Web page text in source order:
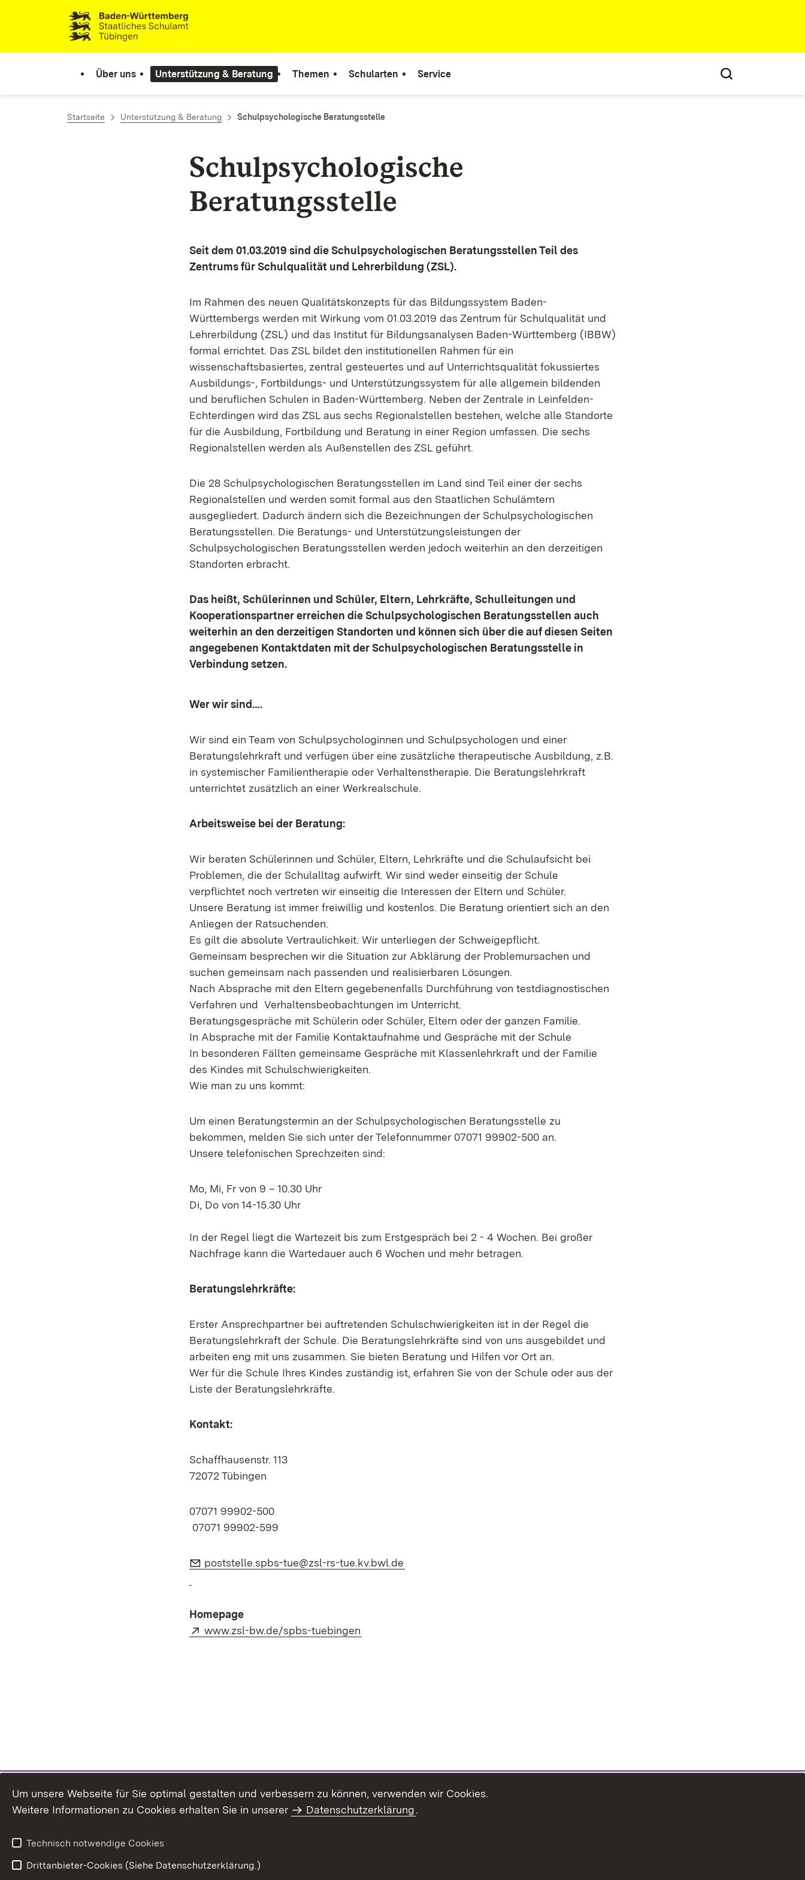
Zum Inhalt springen
Link zur Startseite
Über uns Unterstützung & Beratung Themen Schularten Service
Startseite Unterstützung & Beratung Schulpsychologische Beratungsstelle
Schulpsychologische
Beratungsstelle
Seit dem 01.03.2019 sind die Schulpsychologischen Beratungsstellen Teil des
Zentrums für Schulqualität und Lehrerbildung (ZSL).
Im Rahmen des neuen Qualitätskonzepts für das Bildungssystem Baden-
Württembergs werden mit Wirkung vom 01.03.2019 das Zentrum für Schulqualität und
Lehrerbildung (ZSL) und das Institut für Bildungsanalysen Baden-Württemberg (IBBW)
formal errichtet. Das ZSL bildet den institutionellen Rahmen für ein
wissenschaftsbasiertes, zentral gesteuertes und auf Unterrichtsqualität fokussiertes
Ausbildungs-, Fortbildungs- und Unterstützungssystem für alle allgemein bildenden
und beruflichen Schulen in Baden-Württemberg. Neben der Zentrale in Leinfelden-
Echterdingen wird das ZSL aus sechs Regionalstellen bestehen, welche alle Standorte
für die Ausbildung, Fortbildung und Beratung in einer Region umfassen. Die sechs
Regionalstellen werden als Außenstellen des ZSL geführt.
Die 28 Schulpsychologischen Beratungsstellen im Land sind Teil einer der sechs
Regionalstellen und werden somit formal aus den Staatlichen Schulämtern
ausgegliedert. Dadurch ändern sich die Bezeichnungen der Schulpsychologischen
Beratungsstellen. Die Beratungs- und Unterstützungsleistungen der
Schulpsychologischen Beratungsstellen werden jedoch weiterhin an den derzeitigen
Standorten erbracht.
Das heißt, Schülerinnen und Schüler, Eltern, Lehrkräfte, Schulleitungen und
Kooperationspartner erreichen die Schulpsychologischen Beratungsstellen auch
weiterhin an den derzeitigen Standorten und können sich über die auf diesen Seiten
angegebenen Kontaktdaten mit der Schulpsychologischen Beratungsstelle in
Verbindung setzen.
Wer wir sind….
Wir sind ein Team von Schulpsychologinnen und Schulpsychologen und einer
Beratungslehrkraft und verfügen über eine zusätzliche therapeutische Ausbildung, z.B.
in systemischer Familientherapie oder Verhaltenstherapie. Die Beratungslehrkraft
unterrichtet zusätzlich an einer Werkrealschule.
Arbeitsweise bei der Beratung:
Wir beraten Schülerinnen und Schüler, Eltern, Lehrkräfte und die Schulaufsicht bei
Problemen, die der Schulalltag aufwirft. Wir sind weder einseitig der Schule
verpflichtet noch vertreten wir einseitig die Interessen der Eltern und Schüler.
Unsere Beratung ist immer freiwillig und kostenlos. Die Beratung orientiert sich an den
Anliegen der Ratsuchenden.
Es gilt die absolute Vertraulichkeit. Wir unterliegen der Schweigepflicht.
Gemeinsam besprechen wir die Situation zur Abklärung der Problemursachen und
suchen gemeinsam nach passenden und realisierbaren Lösungen.
Nach Absprache mit den Eltern gegebenenfalls Durchführung von testdiagnostischen
Verfahren und Verhaltensbeobachtungen im Unterricht.
Beratungsgespräche mit Schülerin oder Schüler, Eltern oder der ganzen Familie.
In Absprache mit der Familie Kontaktaufnahme und Gespräche mit der Schule
In besonderen Fällten gemeinsame Gespräche mit Klassenlehrkraft und der Familie
des Kindes mit Schulschwierigkeiten.
Wie man zu uns kommt:
Um einen Beratungstermin an der Schulpsychologischen Beratungsstelle zu
bekommen, melden Sie sich unter der Telefonnummer 07071 99902-500 an.
Unsere telefonischen Sprechzeiten sind:
Mo, Mi, Fr von 9 – 10.30 Uhr
Di, Do von 14-15.30 Uhr
In der Regel liegt die Wartezeit bis zum Erstgespräch bei 2 - 4 Wochen. Bei großer
Nachfrage kann die Wartedauer auch 6 Wochen und mehr betragen.
Beratungslehrkräfte:
Erster Ansprechpartner bei auftretenden Schulschwierigkeiten ist in der Regel die
Beratungslehrkraft der Schule. Die Beratungslehrkräfte sind von uns ausgebildet und
arbeiten eng mit uns zusammen. Sie bieten Beratung und Hilfen vor Ort an.
Wer für die Schule Ihres Kindes zuständig ist, erfahren Sie von der Schule oder aus der
Liste der Beratungslehrkräfte.
Kontakt:
Schaffhausenstr. 113
72072 Tübingen
07071 99902-500
07071 99902-599
E-Mail:
poststelle.spbs-tue@zsl-rs-tue.kv.bwl.de
Homepage
Extern:
www.zsl-bw.de/spbs-tuebingen
Um unsere Webseite für Sie optimal gestalten und verbessern zu können, verwenden wir Cookies.
Weitere Informationen zu Cookies erhalten Sie in unserer
Datenschutzerklärung.
Technisch notwendige Cookies
Drittanbieter-Cookies (Siehe Datenschutzerklärung.)